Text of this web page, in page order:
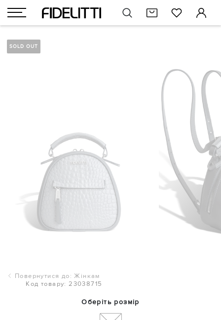
SOLD OUT
Повернутися до: Жінкам
Код товару: 23038715
Оберіть розмір